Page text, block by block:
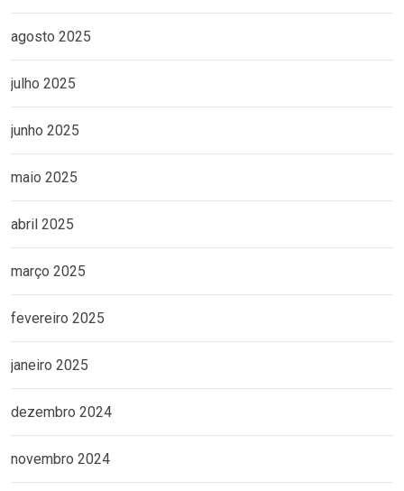
agosto 2025
julho 2025
junho 2025
maio 2025
abril 2025
março 2025
fevereiro 2025
janeiro 2025
dezembro 2024
novembro 2024